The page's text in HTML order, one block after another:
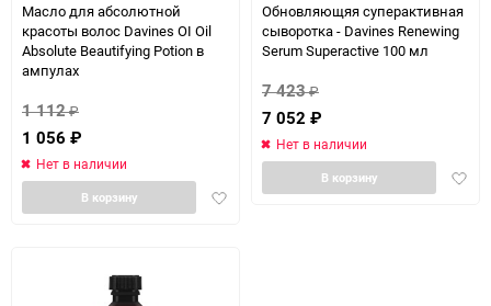
Масло для абсолютной
красоты волос Davines OI Oil
Absolute Beautifying Potion в
ампулах
1 112₽
1 056 ₽
Нет в наличии
Добавить
В корзину
Обновляющяя суперактивная
сыворотка - Davines Renewing
Serum Superactive 100 мл
7 423₽
7 052 ₽
Нет в наличии
В корзину